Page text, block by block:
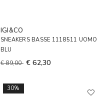
IGI&CO
SNEAKERS BASSE 1118511 UOMO
BLU
€ 89,00 € 62,30
30%